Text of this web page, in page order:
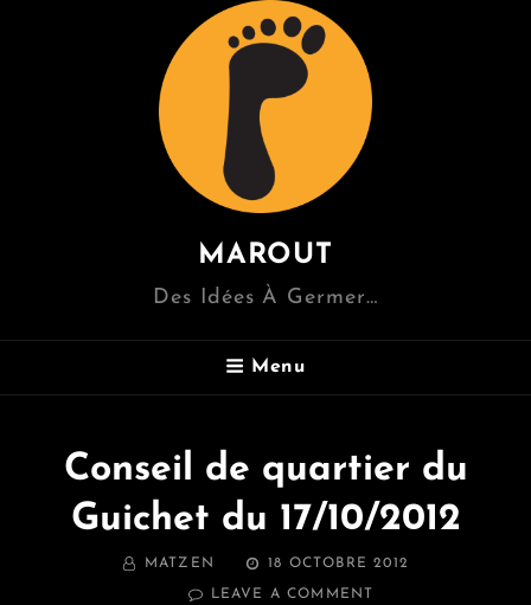
MAROUT
Des Idées À Germer…
Menu
Conseil de quartier du
Guichet du 17/10/2012
BY MATZEN
POSTED
ON
18 OCTOBRE 2012
LEAVE A COMMENT